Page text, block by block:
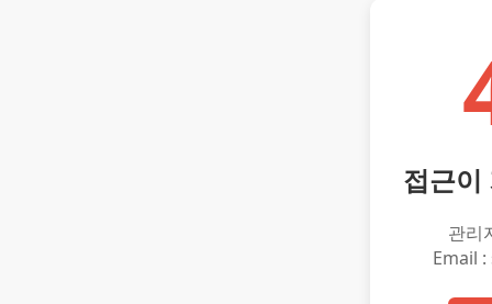
접근이
관리
Email